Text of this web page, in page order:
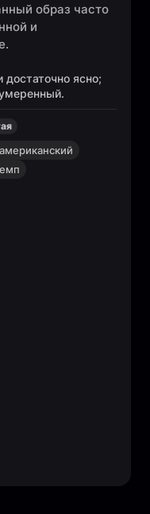
образ часто
и
достаточно ясно;